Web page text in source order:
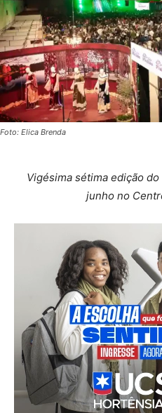
Foto: Elica Brenda
Vigésima sétima edição
junho no